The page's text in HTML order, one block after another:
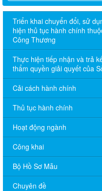
Triển khai chuyển đổi, sử
hiện thủ tục hành chính
Công Thương
Thực hiện tiếp nhận và trả
thẩm quyền giải quyết của
Cải cách hành chính
Thủ tục hành chính
Hoạt động ngành
Công khai
Bộ Hồ Sơ Mẫu
Chuyên đề